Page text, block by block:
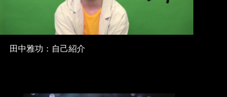
田中雅功：自己紹介